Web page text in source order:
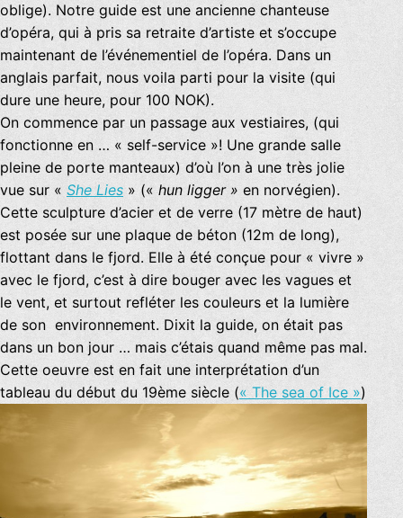
oblige). Notre guide est une ancienne chanteuse
d’opéra, qui à pris sa retraite d’artiste et s’occupe
maintenant de l’événementiel de l’opéra. Dans un
anglais parfait, nous voila parti pour la visite (qui
dure une heure, pour 100 NOK).
On commence par un passage aux vestiaires, (qui
fonctionne en … « self-service »! Une grande salle
pleine de porte manteaux) d’où l’on à une très jolie
vue sur « She Lies » (« hun ligger » en norvégien).
Cette sculpture d’acier et de verre (17 mètre de haut)
est posée sur une plaque de béton (12m de long),
flottant dans le fjord. Elle à été conçue pour « vivre »
avec le fjord, c’est à dire bouger avec les vagues et
le vent, et surtout refléter les couleurs et la lumière
de son environnement. Dixit la guide, on était pas
dans un bon jour … mais c’étais quand même pas mal.
Cette oeuvre est en fait une interprétation d’un
tableau du début du 19ème siècle (« The sea of Ice »)